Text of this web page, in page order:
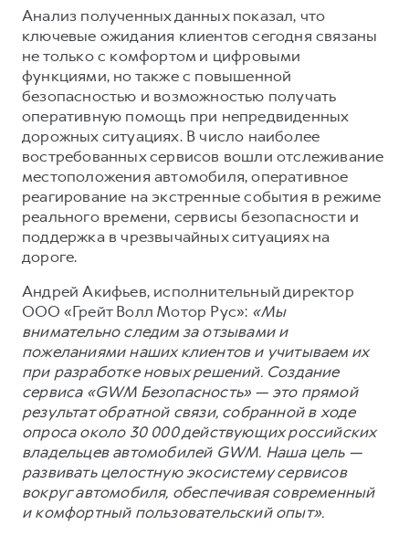
Сервис для корпоративных клиентов
HAVAL Лизинг
АКСЕССУАРЫ HAVAL
Автомобильные аксессуары
Коллекция CITY
Коллекция Базовая
Коллекция Детская
АКСЕССУАРЫ HAVAL
Автомобильные аксессуары
Коллекция CITY
Коллекция Базовая
Коллекция Детская
Анализ полученных данных показал, что
ключевые ожидания клиентов сегодня связаны
не только с комфортом и цифровыми
функциями, но также с повышенной
безопасностью и возможностью получать
оперативную помощь при непредвиденных
дорожных ситуациях. В число наиболее
востребованных сервисов вошли отслеживание
местоположения автомобиля, оперативное
реагирование на экстренные события в режиме
реального времени, сервисы безопасности и
поддержка в чрезвычайных ситуациях на
дороге.
Андрей Акифьев, исполнительный директор
ООО «Грейт Волл Мотор Рус»: «Мы
внимательно следим за отзывами и
пожеланиями наших клиентов и учитываем их
при разработке новых решений. Создание
сервиса «GWM Безопасность» — это прямой
результат обратной связи, собранной в ходе
опроса около 30 000 действующих российских
владельцев автомобилей GWM. Наша цель —
развивать целостную экосистему сервисов
вокруг автомобиля, обеспечивая современный
и комфортный пользовательский опыт».